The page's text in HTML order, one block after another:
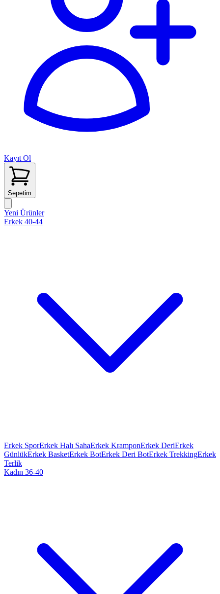
Kayıt Ol
Sepetim
Yeni Ürünler
Erkek 40-44
Erkek SporErkek Halı SahaErkek KramponErkek DeriErkek
GünlükErkek BasketErkek BotErkek Deri BotErkek TrekkingErkek
Terlik
Kadın 36-40